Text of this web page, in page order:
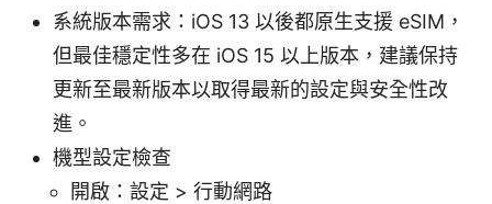
系統版本需求：iOS 13 以後都原生支援 eSIM，
但最佳穩定性多在 iOS 15 以上版本，建議保持
更新至最新版本以取得最新的設定與安全性改
進。
機型設定檢查
開啟：設定 > 行動網路